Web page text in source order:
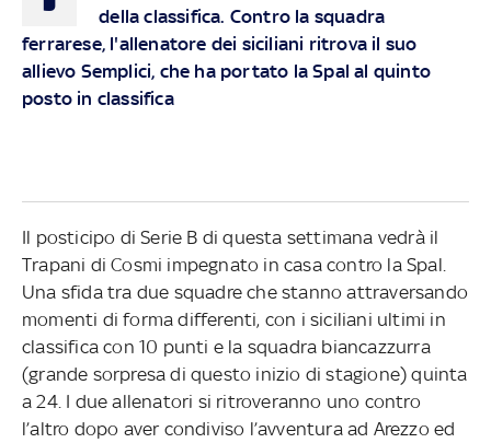
della classifica. Contro la squadra
ferrarese, l'allenatore dei siciliani ritrova il suo
allievo Semplici, che ha portato la Spal al quinto
posto in classifica
Il posticipo di Serie B di questa settimana vedrà il
Trapani di Cosmi impegnato in casa contro la Spal.
Una sfida tra due squadre che stanno attraversando
momenti di forma differenti, con i siciliani ultimi in
classifica con 10 punti e la squadra biancazzurra
(grande sorpresa di questo inizio di stagione) quinta
a 24. I due allenatori si ritroveranno uno contro
l’altro dopo aver condiviso l’avventura ad Arezzo ed